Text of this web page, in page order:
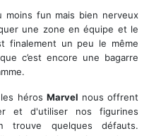
moins fun mais bien nerveux
une zone en équipe et le
finalement un peu le même
c’est encore une bagarre
les hérosMarvel nous offrent
et d'utiliser nos figurines
trouve quelques défauts.